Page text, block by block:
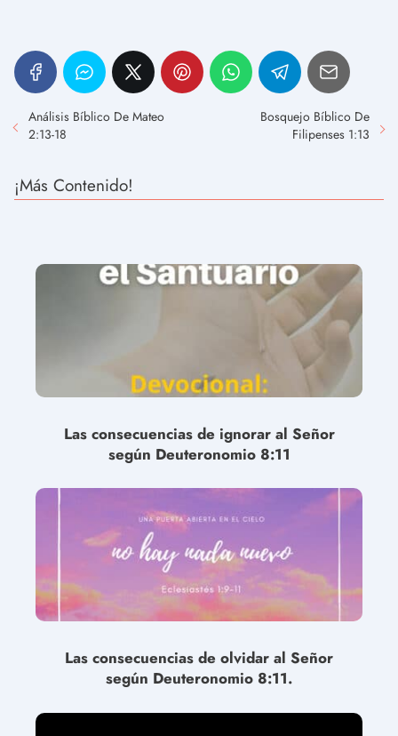
Análisis Bíblico De Mateo
2:13-18
Bosquejo Bíblico De
Filipenses 1:13
¡Más Contenido!
Las consecuencias de ignorar al Señor
según Deuteronomio 8:11
Las consecuencias de olvidar al Señor
según Deuteronomio 8:11.